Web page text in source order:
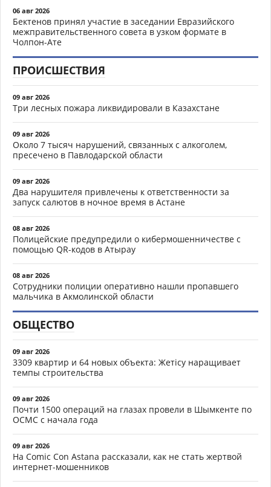
06 авг 2026
Бектенов принял участие в заседании Евразийского
межправительственного совета в узком формате в
Чолпон-Ате
ПРОИСШЕСТВИЯ
09 авг 2026
Три лесных пожара ликвидировали в Казахстане
09 авг 2026
Около 7 тысяч нарушений, связанных с алкоголем,
пресечено в Павлодарской области
09 авг 2026
Два нарушителя привлечены к ответственности за
запуск салютов в ночное время в Астане
08 авг 2026
Полицейские предупредили о кибермошенничестве с
помощью QR-кодов в Атырау
08 авг 2026
Сотрудники полиции оперативно нашли пропавшего
мальчика в Акмолинской области
ОБЩЕСТВО
09 авг 2026
3309 квартир и 64 новых объекта: Жетісу наращивает
темпы строительства
09 авг 2026
Почти 1500 операций на глазах провели в Шымкенте по
ОСМС с начала года
09 авг 2026
На Comic Con Astana рассказали, как не стать жертвой
интернет-мошенников